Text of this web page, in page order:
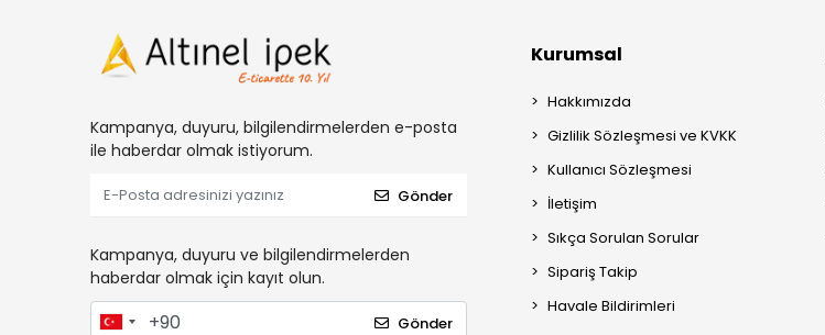
Kampanya, duyuru, bilgilendirmelerden e-posta
ile haberdar olmak istiyorum.
Gönder
Kampanya, duyuru ve bilgilendirmelerden
haberdar olmak için kayıt olun.
Gönder
Kurumsal
Hakkımızda
Gizlilik Sözleşmesi ve KVKK
Kullanıcı Sözleşmesi
İletişim
Sıkça Sorulan Sorular
Sipariş Takip
Havale Bildirimleri